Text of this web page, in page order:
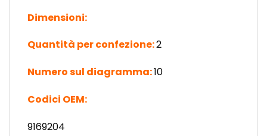
Dimensioni:
Quantità per confezione:2
Numero sul diagramma:10
Codici OEM:
9169204